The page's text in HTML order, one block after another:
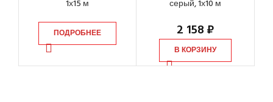
1х15 м
ПОДРОБНЕЕ
серый, 1х10 м
2 158₽
В КОРЗИНУ